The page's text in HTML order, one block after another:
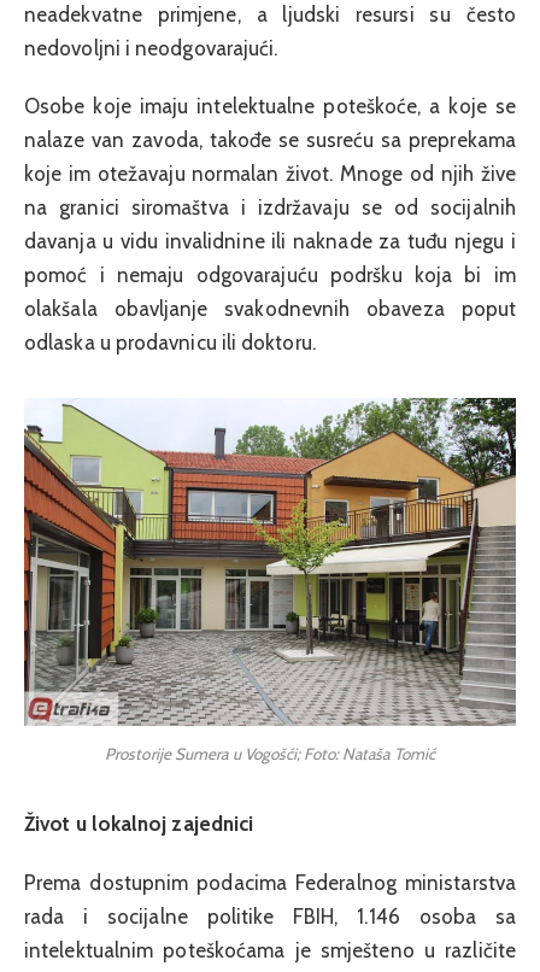
neadekvatne primjene, a ljudski resursi su često
nedovoljni i neodgovarajući.
Osobe koje imaju intelektualne poteškoće, a koje se
nalaze van zavoda, takođe se susreću sa preprekama
koje im otežavaju normalan život. Mnoge od njih žive
na granici siromaštva i izdržavaju se od socijalnih
davanja u vidu invalidnine ili naknade za tuđu njegu i
pomoć i nemaju odgovarajuću podršku koja bi im
olakšala obavljanje svakodnevnih obaveza poput
odlaska u prodavnicu ili doktoru.
Prostorije Sumera u Vogošći; Foto: Nataša Tomić
Život u lokalnoj zajednici
Prema dostupnim podacima Federalnog ministarstva
rada i socijalne politike FBIH, 1.146 osoba sa
intelektualnim poteškoćama je smješteno u različite